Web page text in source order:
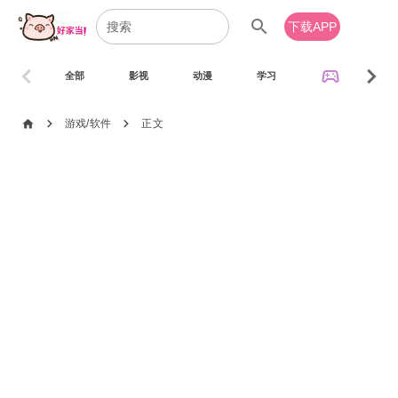
search 下载APP
全部 影视 动漫 学习 sports_esports
chevron_left chevron_right
home chevron_right 游戏/软件 chevron_right 正文